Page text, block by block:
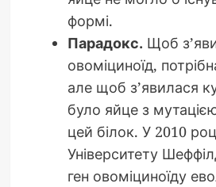
формі.
Парадокс. Щоб
овоміциноїд,
але щоб з’явилася
було яйце з
цей білок. У 2010
Університету
ген овоміциноїду